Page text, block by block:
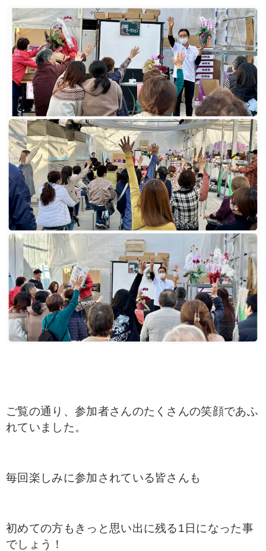
ご覧の通り、参加者さんのたくさんの笑顔であふ
れていました。
毎回楽しみに参加されている皆さんも
初めての方もきっと思い出に残る1日になった事
でしょう！